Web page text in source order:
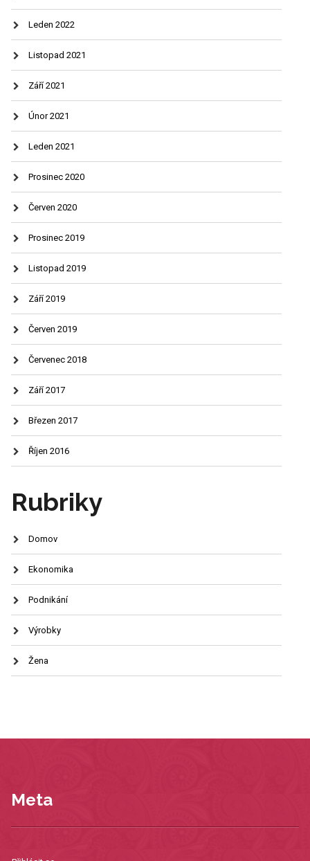
Leden 2022
Listopad 2021
Září 2021
Únor 2021
Leden 2021
Prosinec 2020
Červen 2020
Prosinec 2019
Listopad 2019
Září 2019
Červen 2019
Červenec 2018
Září 2017
Březen 2017
Říjen 2016
Rubriky
Domov
Ekonomika
Podnikání
Výrobky
Žena
Meta